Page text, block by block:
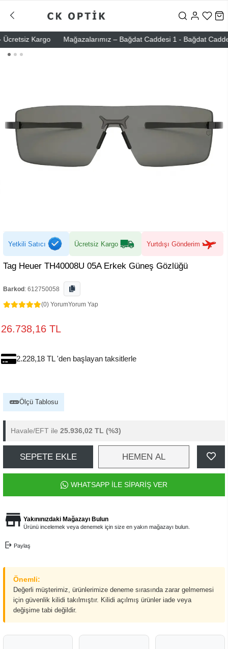
Kargo Mağazalarımız – Bağdat Caddesi 1 - Bağdat
Yetkili Satıcı Ücretsiz Kargo Yurtdışı Gönderim
Tag Heuer TH40008U 05A Erkek Güneş Gözlüğü
Barkod : 612750058
(0) YorumYorum Yap
26.738,16 TL
2.228,18 TL 'den başlayan taksitlerle
Ölçü Tablosu
Havale/EFT ile 25.936,02 TL (%3)
SEPETE EKLE HEMEN AL
WHATSAPP İLE SİPARİŞ VER
Yakınınızdaki Mağazayı Bulun
Ürünü incelemek veya denemek için size en yakın mağazayı bulun.
Paylaş
Önemli:
Değerli müşterimiz, ürünlerimize deneme sırasında zarar gelmemesi
için güvenlik kilidi takılmıştır. Kilidi açılmış ürünler iade veya
değişime tabi değildir.